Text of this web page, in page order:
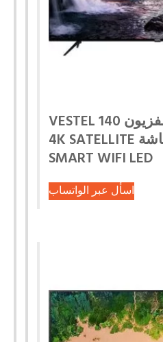
* تلفزيون VESTEL 140
شاشة 4K SATELLITE
SMART WIFI LED
اسأل عبر الواتساب